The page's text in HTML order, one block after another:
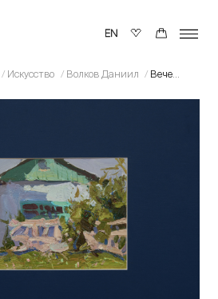
Искусство Волков Даниил Вечером